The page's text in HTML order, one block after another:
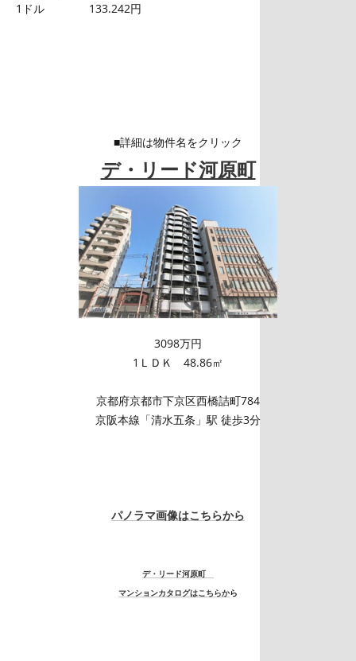
1ドル 133.242円
■詳細は物件名をクリック
デ・リード河原町
3098万円
1ＬＤＫ 48.86㎡
京都府京都市下京区西橋詰町784
京阪本線「清水五条」駅 徒歩3分
パノラマ画像はこちらから
デ・リード河原町
マンションカタログはこちらから